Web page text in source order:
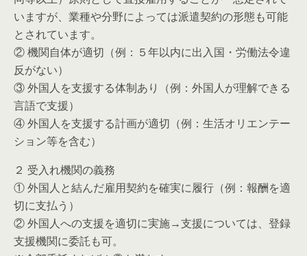
いますが、業種や分野によっては派遣契約の形態も可能
とされています。
② 機関自体が適切（例：５年以内に出入国・労働法令違
反がない）
③ 外国人を支援する体制あり（例：外国人が理解できる
言語で支援）
④ 外国人を支援する計画が適切（例：生活オリエンテー
ション等を含む）
２ 受入れ機関の義務
① 外国人と結んだ雇用契約を確実に履行（例：報酬を適
切に支払う）
② 外国人への支援を適切に実施→支援については、登録
支援機関に委託も可。